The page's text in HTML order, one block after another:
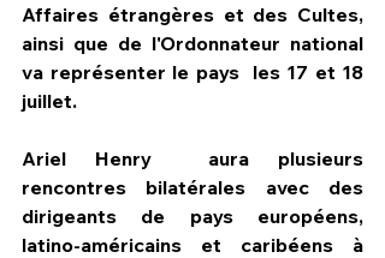
Affaires étrangères et des Cultes,
ainsi que de l'Ordonnateur national
va représenter le pays  les 17 et 18
juillet.
Ariel Henry  aura plusieurs
rencontres bilatérales avec des
dirigeants de pays européens,
latino-américains et caribéens à